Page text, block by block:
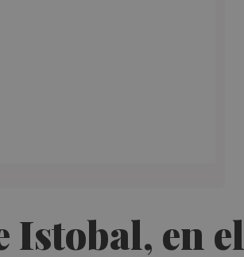
Istobal, en el